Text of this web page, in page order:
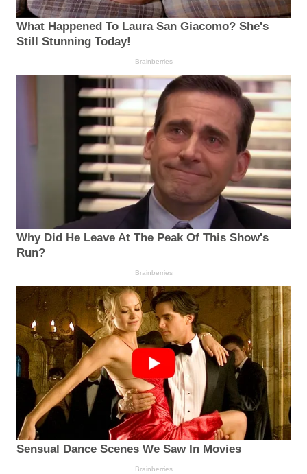
What Happened To Laura San Giacomo? She's
Still Stunning Today!
Brainberries
Why Did He Leave At The Peak Of This Show's
Run?
Brainberries
Sensual Dance Scenes We Saw In Movies
Brainberries